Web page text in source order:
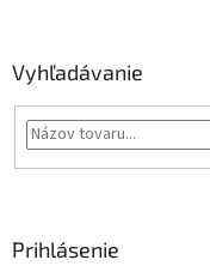
Vyhľadávanie
Prihlásenie